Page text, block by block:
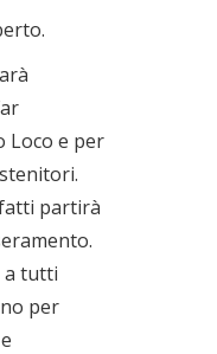
Loco e per
partirà
a tutti
per